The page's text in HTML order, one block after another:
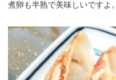
煮卵も半熟で美味しいですよ。